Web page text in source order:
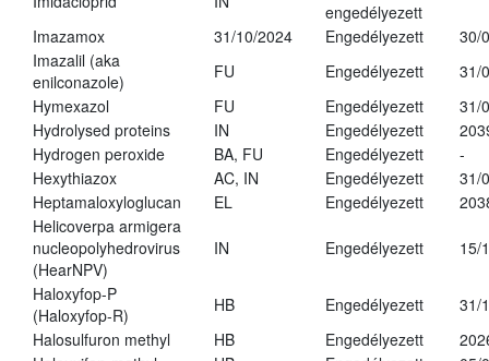
engedélyezett
Imazamox
31/10/2024 Engedélyezett
30/
Imazalil (aka
enilconazole)
FU Engedélyezett
31/
Hymexazol
FU Engedélyezett
31/
Hydrolysed proteins
IN Engedélyezett
Hydrogen peroxide
BA, FU Engedélyezett
-
Hexythiazox
AC, IN Engedélyezett
31/
Heptamaloxyloglucan
EL Engedélyezett
Helicoverpa armigera
nucleopolyhedrovirus
(HearNPV)
IN Engedélyezett 15/
Haloxyfop-P
(Haloxyfop-R)
HB Engedélyezett
31/
Halosulfuron methyl
HB Engedélyezett